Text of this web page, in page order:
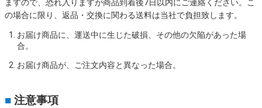
ますので、恐れ入りますが商品到着後7日以内にご連絡ください。こ
の場合に限り、返品・交換に関わる送料は当社で負担致します。
お届け商品に、運送中に生じた破損、その他の欠陥があった場
合。
お届け商品が、ご注文内容と異なった場合。
■ 注意事項